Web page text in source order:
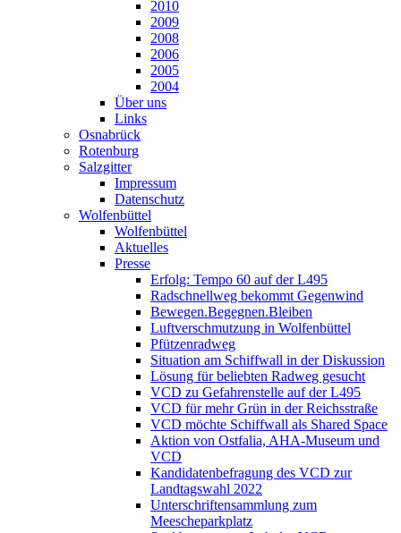
2010
2009
2008
2006
2005
2004
Über uns
Links
Osnabrück
Rotenburg
Salzgitter
Impressum
Datenschutz
Wolfenbüttel
Wolfenbüttel
Aktuelles
Presse
Erfolg: Tempo 60 auf der L495
Radschnellweg bekommt Gegenwind
Bewegen.Begegnen.Bleiben
Luftverschmutzung in Wolfenbüttel
Pfützenradweg
Situation am Schiffwall in der Diskussion
Lösung für beliebten Radweg gesucht
VCD zu Gefahrenstelle auf der L495
VCD für mehr Grün in der Reichsstraße
VCD möchte Schiffwall als Shared Space
Aktion von Ostfalia, AHA-Museum und
VCD
Kandidatenbefragung des VCD zur
Landtagswahl 2022
Unterschriftensammlung zum
Meescheparkplatz